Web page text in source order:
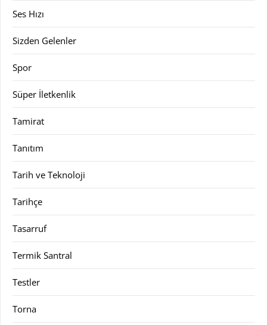
Ses Hızı
Sizden Gelenler
Spor
Süper İletkenlik
Tamirat
Tanıtım
Tarih ve Teknoloji
Tarihçe
Tasarruf
Termik Santral
Testler
Torna